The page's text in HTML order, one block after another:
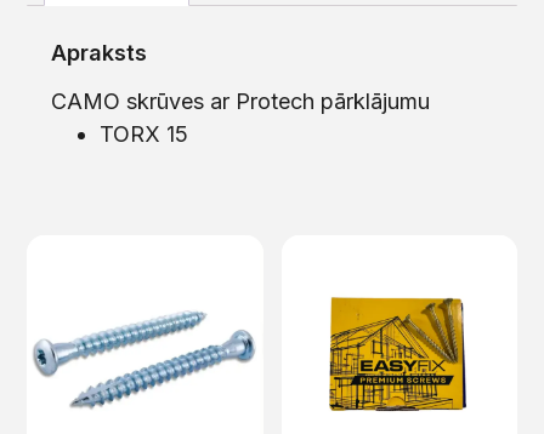
Apraksts
CAMO skrūves ar Protech pārklājumu
TORX 15